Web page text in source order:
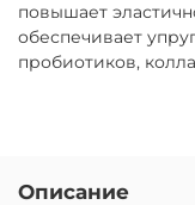
повышает
обеспечивает
пробиотиков,
Описание